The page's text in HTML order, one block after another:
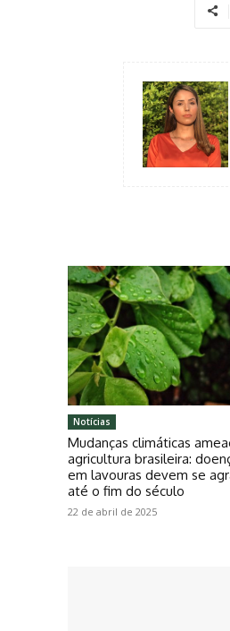
Notícias
Mudanças climáticas
agricultura brasileira:
em lavouras devem se
até o fim do século
22 de abril de 2025